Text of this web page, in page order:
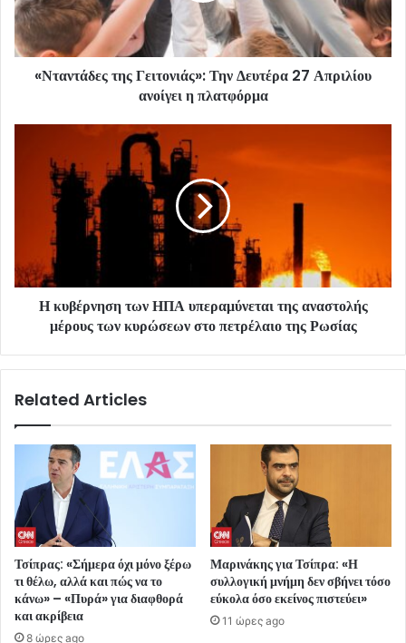
«Νταντάδες της Γειτονιάς»: Την Δευτέρα 27 Απριλίου
ανοίγει η πλατφόρμα
Η κυβέρνηση των ΗΠΑ υπεραμύνεται της αναστολής
μέρους των κυρώσεων στο πετρέλαιο της Ρωσίας
Related Articles
Τσίπρας: «Σήμερα όχι μόνο ξέρω
τι θέλω, αλλά και πώς να το
κάνω» – «Πυρά» για διαφθορά
και ακρίβεια
8 ώρες ago
Μαρινάκης για Τσίπρα: «Η
συλλογική μνήμη δεν σβήνει τόσο
εύκολα όσο εκείνος πιστεύει»
11 ώρες ago